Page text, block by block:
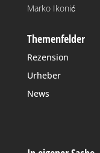
Marko Ikonić
Themenfelder
Rezension
Urheber
News